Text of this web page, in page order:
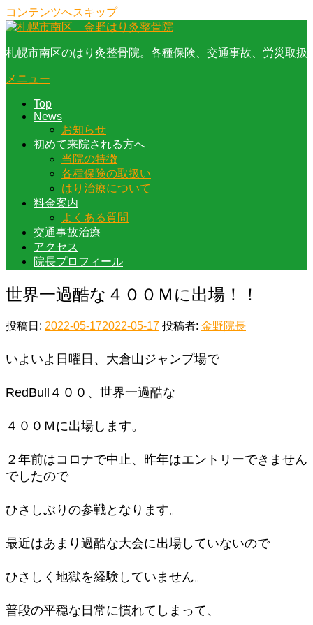
コンテンツへスキップ
札幌市南区のはり灸整骨院。各種保険、交通事故、労災取扱
メニュー
Top
News
お知らせ
初めて来院される方へ
当院の特徴
各種保険の取扱い
はり治療について
料金案内
よくある質問
交通事故治療
アクセス
院長プロフィール
世界一過酷な４００Ｍに出場！！
投稿日: 2022-05-172022-05-17 投稿者: 金野院長
いよいよ日曜日、大倉山ジャンプ場で
RedBull４００、世界一過酷な
４００Ｍに出場します。
２年前はコロナで中止、昨年はエントリーできません
でしたので
ひさしぶりの参戦となります。
最近はあまり過酷な大会に出場していないので
ひさしく地獄を経験していません。
普段の平穏な日常に慣れてしまって、